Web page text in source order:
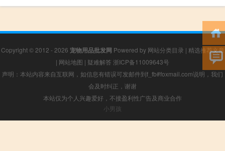
Copyright © 2012 - 2026 宠物用品批发网 Powered by 网站分类目录 | 精选推荐文章
| 网站地图 | 疑难解答 浙ICP备11009643号
声明：本站内容来自互联网，如信息有错误可发邮件到f_fb#foxmail.com说明，我们
会及时纠正，谢谢
本站仅为个人兴趣爱好，不接盈利性广告及商业合作
小男孩